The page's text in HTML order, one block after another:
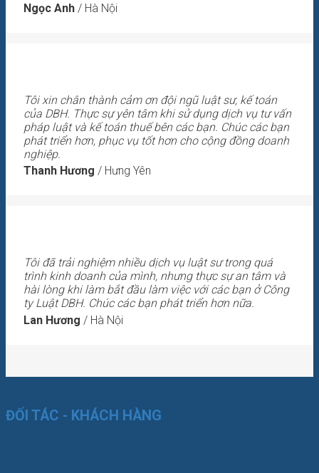
Ngọc Anh / Hà Nội
Tôi xin chân thành cảm ơn đội ngũ luật sư, kế toán
của DBH. Thực sự yên tâm khi sử dụng dịch vụ tư vấn
pháp luật và kế toán thuế bên các bạn. Chúc các bạn
phát triển hơn, phục vụ tốt hơn cho cộng đồng doanh
nghiệp.
Thanh Hương / Hưng Yên
Tôi đã trải nghiệm nhiều dịch vụ luật sư trong quá
trình kinh doanh của mình, nhưng thực sự an tâm và
hài lòng khi làm bắt đầu làm việc với các bạn ở Công
ty Luật DBH. Chúc các bạn phát triển hơn nữa.
Lan Hương / Hà Nội
ĐỐI TÁC - KHÁCH HÀNG